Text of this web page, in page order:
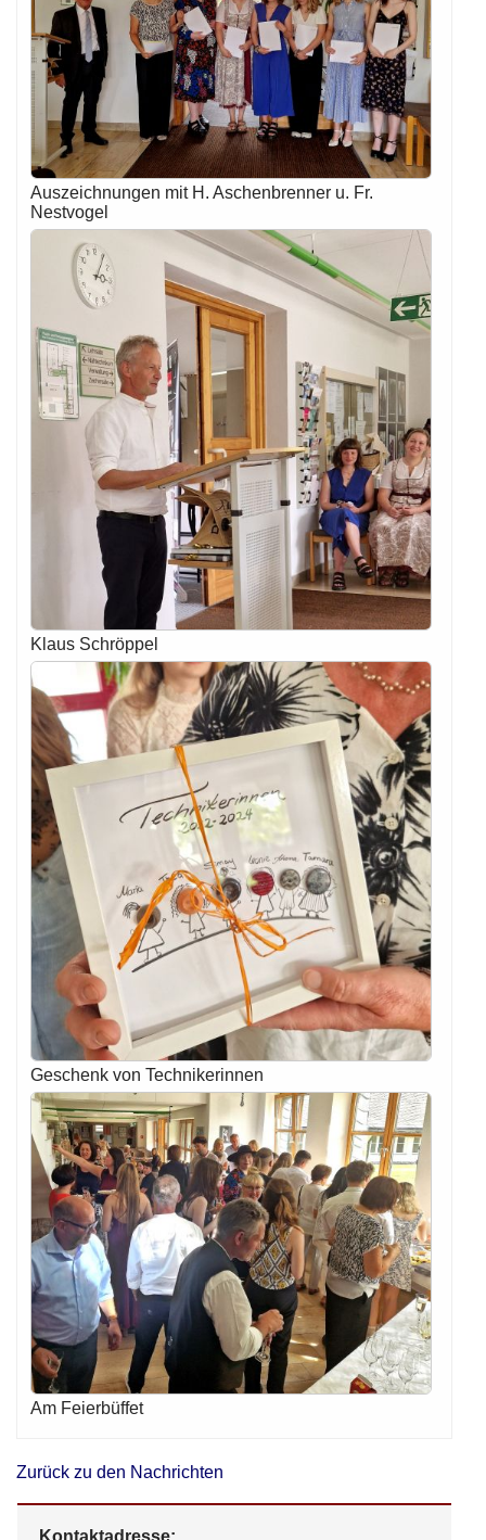
Auszeichnungen mit H. Aschenbrenner u. Fr.
Nestvogel
Klaus Schröppel
Geschenk von Technikerinnen
Am Feierbüffet
Zurück zu den Nachrichten
Kontaktadresse: